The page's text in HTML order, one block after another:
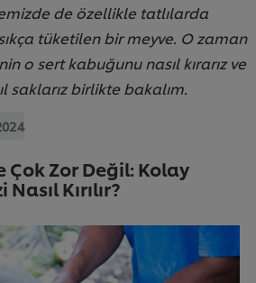
de özellikle tatlılarda
tüketilen bir meyve. O zaman
o sert kabuğunu nasıl kırarız ve
saklarız birlikte bakalım.
Çok Zor Değil: Kolay
Kırılır?